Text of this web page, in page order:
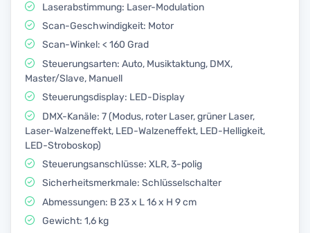
Laserabstimmung: Laser-Modulation
Scan-Geschwindigkeit: Motor
Scan-Winkel: < 160 Grad
Steuerungsarten: Auto, Musiktaktung, DMX,
Master/Slave, Manuell
Steuerungsdisplay: LED-Display
DMX-Kanäle: 7 (Modus, roter Laser, grüner Laser,
Laser-Walzeneffekt, LED-Walzeneffekt, LED-Helligkeit,
LED-Stroboskop)
Steuerungsanschlüsse: XLR, 3-polig
Sicherheitsmerkmale: Schlüsselschalter
Abmessungen: B 23 x L 16 x H 9 cm
Gewicht: 1,6 kg